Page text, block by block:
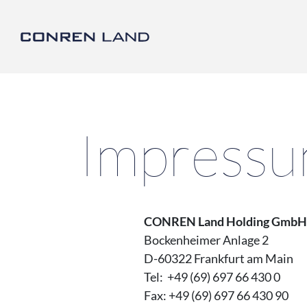
CONREN Land Holding GmbH
Bockenheimer Anlage 2
D-60322 Frankfurt am Main
Tel: +49 (69) 697 66 430 0
Fax: +49 (69) 697 66 430 90